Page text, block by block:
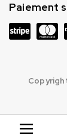
Paiement